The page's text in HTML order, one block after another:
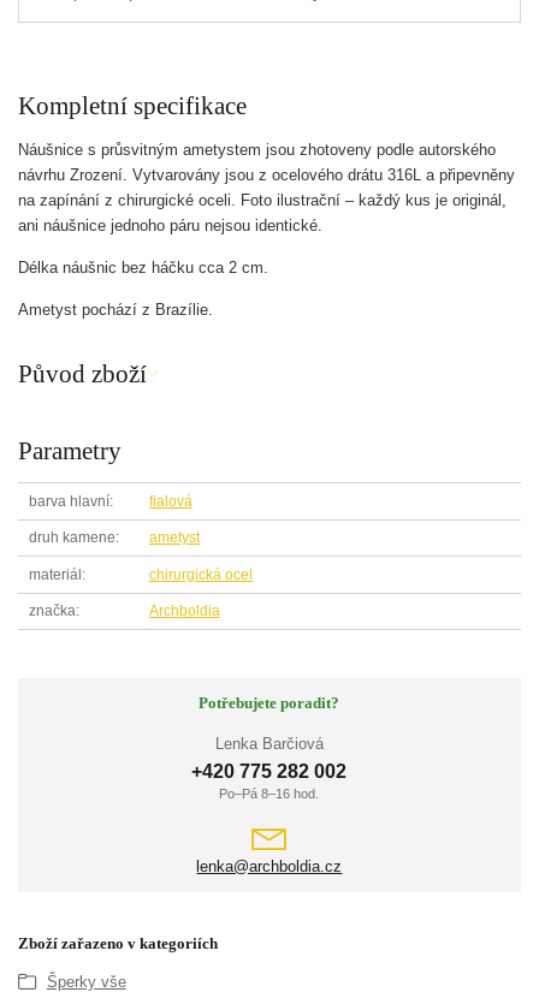
Kompletní specifikace
Náušnice s průsvitným ametystem jsou zhotoveny podle autorského
návrhu Zrození. Vytvarovány jsou z ocelového drátu 316L a připevněny
na zapínání z chirurgické oceli. Foto ilustrační – každý kus je originál,
ani náušnice jednoho páru nejsou identické.
Délka náušnic bez háčku cca 2 cm.
Ametyst pochází z Brazílie.
Původ zboží
Parametry
barva hlavní fialová
druh kamene ametyst
materiál chirurgická ocel
značka Archboldia
Potřebujete poradit?
Lenka Barčiová
+420 775 282 002
Po–Pá 8–16 hod.
lenka@archboldia.cz
Zboží zařazeno v kategoriích
Šperky vše